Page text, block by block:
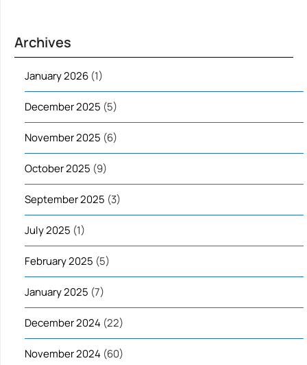
Archives
January 2026 (1)
December 2025 (5)
November 2025 (6)
October 2025 (9)
September 2025 (3)
July 2025 (1)
February 2025 (5)
January 2025 (7)
December 2024 (22)
November 2024 (60)